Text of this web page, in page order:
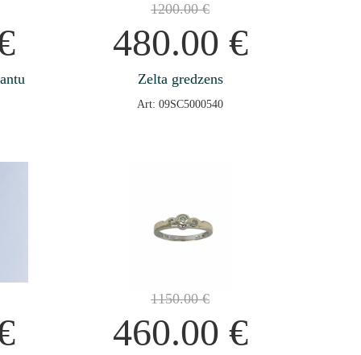
1200.00€
480.00 €
Zelta gredzens
Art: 09SC5000540
1150.00€
460.00 €